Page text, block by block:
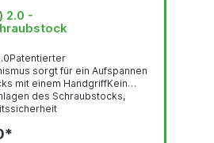
2.0 -
sorgt für ein Aufspannen
mit einem HandgriffKein
des Schraubstocks,
Schraubstocks Kurze